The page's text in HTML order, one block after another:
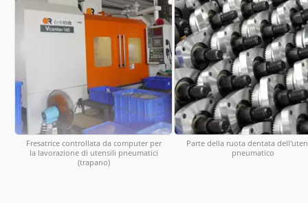
Fresatrice controllata da computer per
la lavorazione di utensili pneumatici
(trapano)
Parte della ruota dentata
pneumatico